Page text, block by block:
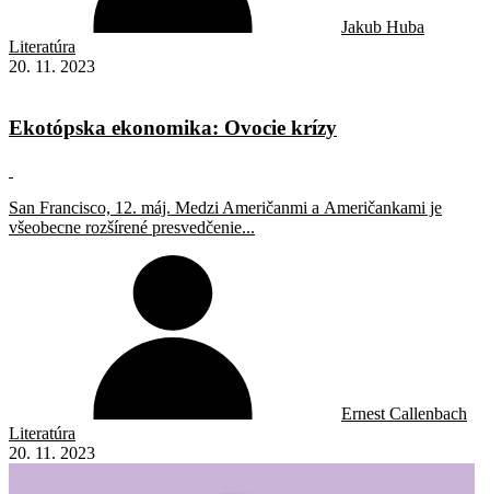
Jakub Huba
Literatúra
20. 11. 2023
Ekotópska ekonomika: Ovocie krízy
San Francisco, 12. máj. Medzi Američanmi a Američankami je
všeobecne rozšírené presvedčenie...
Ernest Callenbach
Literatúra
20. 11. 2023